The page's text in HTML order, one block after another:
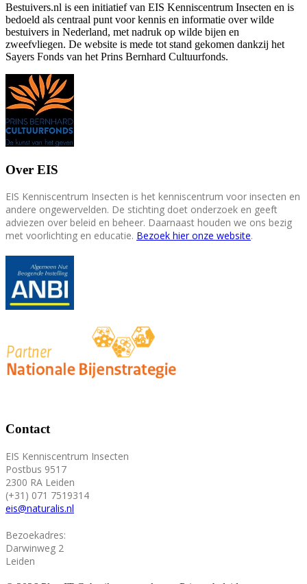
Bestuivers.nl is een initiatief van EIS Kenniscentrum Insecten en is
bedoeld als centraal punt voor kennis en informatie over wilde
bestuivers in Nederland, met nadruk op wilde bijen en
zweefvliegen. De website is mede tot stand gekomen dankzij het
Sayers Fonds van het Prins Bernhard Cultuurfonds.
Over EIS
EIS Kenniscentrum Insecten is het kenniscentrum voor insecten en
andere ongewervelden. De stichting doet onderzoek en geeft
adviezen over beleid en beheer. Daarnaast houden we ons bezig
met voorlichting en educatie. Bezoek hier onze website.
Contact
EIS Kenniscentrum Insecten
Postbus 9517
2300 RA Leiden
(+31) 071 7519314
eis@naturalis.nl
Bezoekadres:
Darwinweg 2
Leiden